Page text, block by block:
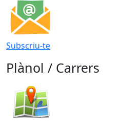
Subscriu-te
Plànol / Carrers